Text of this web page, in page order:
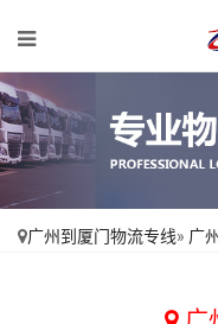
广州到厦门物流专线» 广